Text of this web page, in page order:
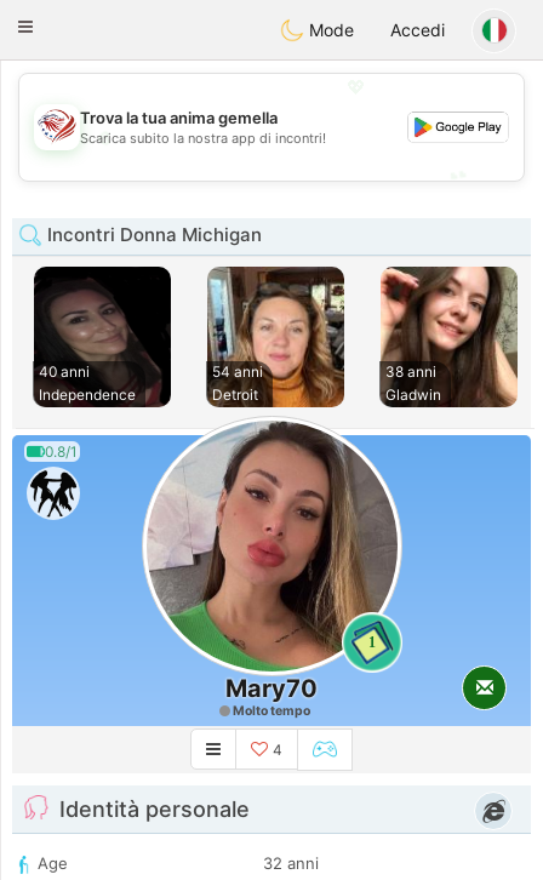
StatesDating
Toggle
Mode Accedi
💖
💕
Trova la tua anima gemella
Scarica subito la nostra app di incontri!
Incontri Donna Michigan
40 anni
Independence
54 anni
Detroit
38 anni
Gladwin
0.8/1
1
Mary70
Molto tempo
4
Identità personale
Age
32 anni